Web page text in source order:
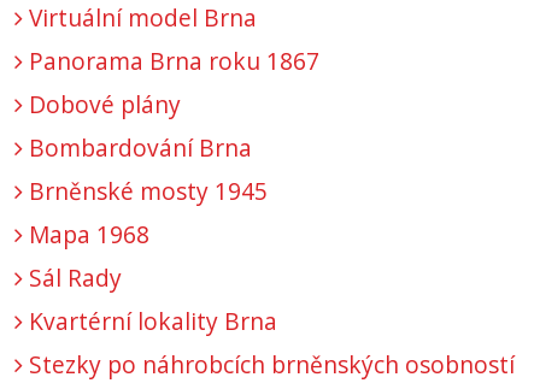
Virtuální model Brna
Panorama Brna roku 1867
Dobové plány
Bombardování Brna
Brněnské mosty 1945
Mapa 1968
Sál Rady
Kvartérní lokality Brna
Stezky po náhrobcích brněnských osobností